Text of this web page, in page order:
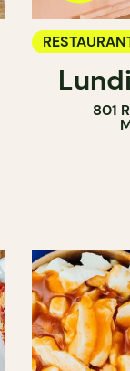
BAR À VIN
801